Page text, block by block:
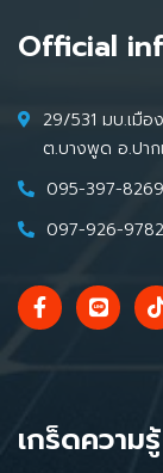
Official
29/531 มบ.เมื
ต.บางพูด อ.ปา
095-397-8269
097-926-9782
เกร็ดความ